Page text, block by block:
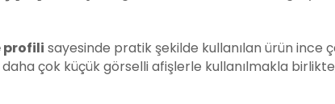
profili sayesinde pratik şekilde kullanılan ürün ince
çok küçük görselli afişlerle kullanılmakla